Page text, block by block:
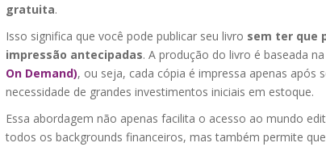
gratuita.
Isso significa que você pode publicar seu livro sem ter que
impressão antecipadas. A produção do livro é baseada
On Demand), ou seja, cada cópia é impressa apenas após
necessidade de grandes investimentos iniciais em estoque.
Essa abordagem não apenas facilita o acesso ao mundo
todos os backgrounds financeiros, mas também permite